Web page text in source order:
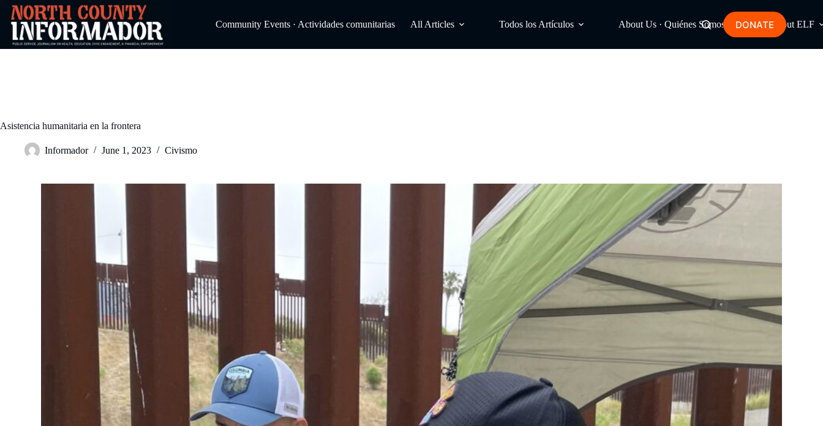
Skip
content
Community Events · Actividades comunitarias All Articles Todos los Artículos About Us · Quiénes Somos About ELF
DONATE
Asistencia humanitaria en la frontera
Informador June 1, 2023 Civismo